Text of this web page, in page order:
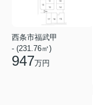
西条市福武甲
- (231.76㎡)
947万円